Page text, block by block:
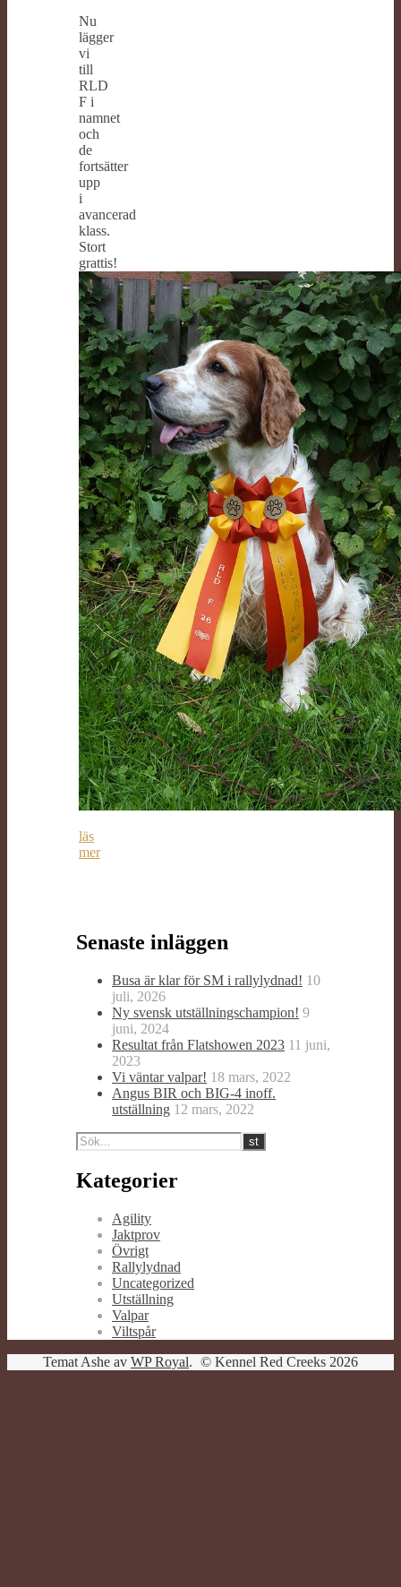
Nu
lägger
vi
till
RLD
F i
namnet
och
de
fortsätter
upp
i
avancerad
klass.
Stort
grattis!
läs
mer
Senaste inläggen
Busa är klar för SM i rallylydnad! 10
juli, 2026
Ny svensk utställningschampion! 9
juni, 2024
Resultat från Flatshowen 2023 11 juni,
2023
Vi väntar valpar! 18 mars, 2022
Angus BIR och BIG-4 inoff.
utställning 12 mars, 2022
Kategorier
Agility
Jaktprov
Övrigt
Rallylydnad
Uncategorized
Utställning
Valpar
Viltspår
© Kennel Red Creeks 2026
Temat Ashe av WP Royal.